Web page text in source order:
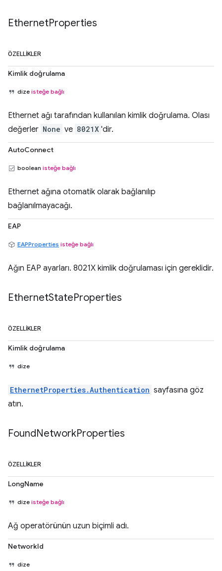
EthernetProperties
ÖZELLIKLER
Kimlik doğrulama
dize isteğe bağlı
Ethernet ağı tarafından kullanılan kimlik doğrulama. Olası
değerler None ve 8021X 'dir.
AutoConnect
boolean isteğe bağlı
Ethernet ağına otomatik olarak bağlanılıp
bağlanılmayacağı.
EAP
EAPProperties isteğe bağlı
Ağın EAP ayarları. 8021X kimlik doğrulaması için gereklidir.
EthernetStateProperties
ÖZELLIKLER
Kimlik doğrulama
dize
EthernetProperties.Authentication sayfasına göz
atın.
FoundNetworkProperties
ÖZELLIKLER
LongName
dize isteğe bağlı
Ağ operatörünün uzun biçimli adı.
NetworkId
dize